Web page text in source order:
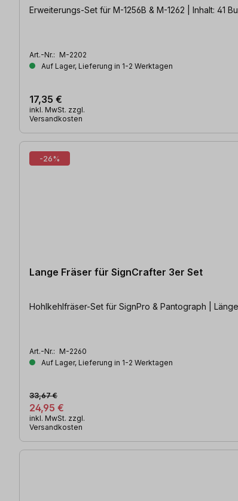
Erweiterungs-Set für M-1256B & M-1262 | Inhalt: 41
Art.-Nr.: M-2202
Auf Lager, Lieferung in 1-2 Werktagen
17,35 €
inkl. MwSt. zzgl.
Versandkosten
-26%
Lange Fräser für SignCrafter 3er Set
Art.-Nr.: M-2260
Auf Lager, Lieferung in 1-2 Werktagen
24,95 €
33,67 €
inkl. MwSt. zzgl.
Versandkosten